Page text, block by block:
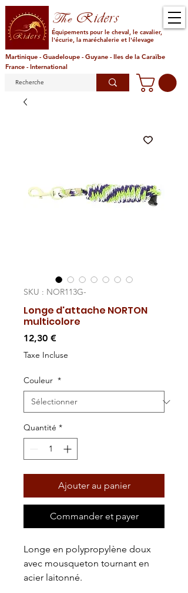
TheRiders
Équipements pour le cheval, le cavalier,
l'écurie, la maréchalerie et l'élevage
Martinique - Guadeloupe - Guyane - Iles de la Caraïbe
France - International
SKU : NOR113G-
Longe d'attache NORTON
multicolore
12,30 €Prix
Taxe Incluse
Couleur *
Quantité *
Ajouter au panier
Commander et payer
Longe en polypropylène doux
avec mousqueton tournant en
acier laitonné.